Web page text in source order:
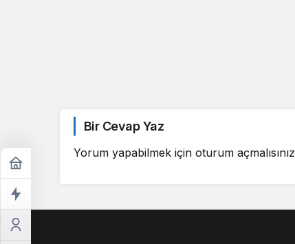
Bir Cevap Yaz
Yorum yapabilmek için oturum açmalısınız